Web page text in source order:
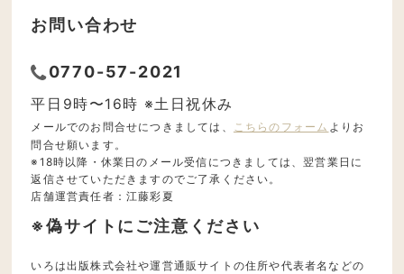
お問い合わせ
0770-57-2021
平日9時〜16時 ※土日祝休み
メールでのお問合せにつきましては、 こちらのフォーム よりお
問合せ願います。
※18時以降・休業日のメール受信につきましては、翌営業日に
返信させていただきますのでご了承ください。
店舗運営責任者：江藤彩夏
※偽サイトにご注意ください
いろは出版株式会社や運営通販サイトの住所や代表者名などの